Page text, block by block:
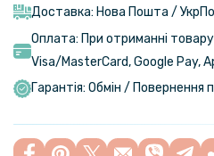
594
699 грн
Чохол - накладка Nillkin Cam
577 грн
Доставка: Нова Пошта /
Оплата: При отриманні
Visa/MasterСard, Google Pay,
Гарантія: Обмін / Повернення